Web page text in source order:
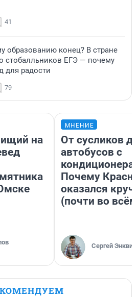
41
образованию конец? В стране
стобалльников ЕГЭ — почему
для радости
79
на
МНЕНИЕ
От сусликов до
автобусов с
Почему
оказался
(почти во
Сергей Энквист